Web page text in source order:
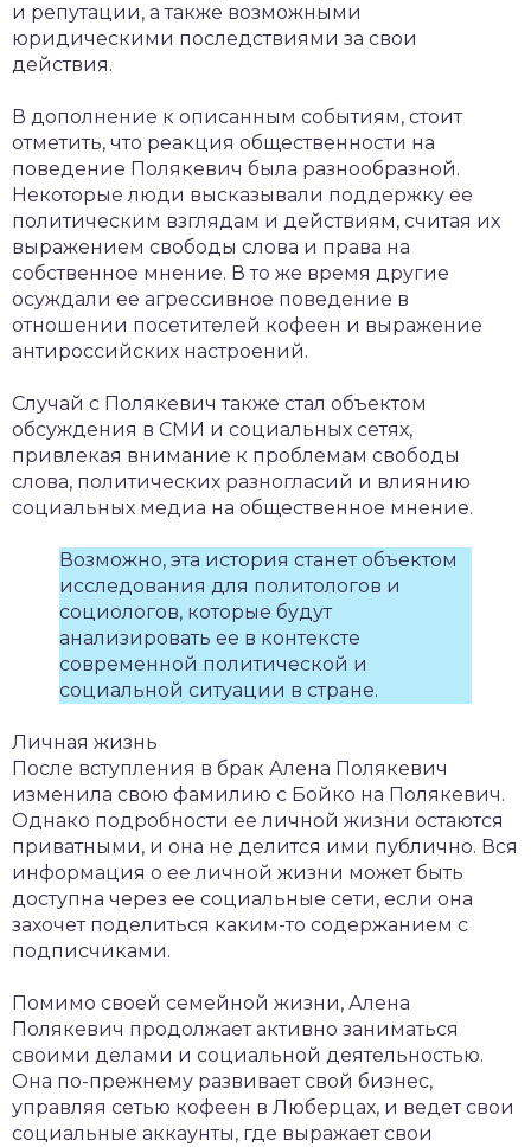
и репутации, а также возможными
юридическими последствиями за свои
действия.
В дополнение к описанным событиям, стоит
отметить, что реакция общественности на
поведение Полякевич была разнообразной.
Некоторые люди высказывали поддержку ее
политическим взглядам и действиям, считая их
выражением свободы слова и права на
собственное мнение. В то же время другие
осуждали ее агрессивное поведение в
отношении посетителей кофеен и выражение
антироссийских настроений.
Случай с Полякевич также стал объектом
обсуждения в СМИ и социальных сетях,
привлекая внимание к проблемам свободы
слова, политических разногласий и влиянию
социальных медиа на общественное мнение.
Возможно, эта история станет объектом
исследования для политологов и
социологов, которые будут
анализировать ее в контексте
современной политической и
социальной ситуации в стране.
Личная жизнь
После вступления в брак Алена Полякевич
изменила свою фамилию с Бойко на Полякевич.
Однако подробности ее личной жизни остаются
приватными, и она не делится ими публично. Вся
информация о ее личной жизни может быть
доступна через ее социальные сети, если она
захочет поделиться каким-то содержанием с
подписчиками.
Помимо своей семейной жизни, Алена
Полякевич продолжает активно заниматься
своими делами и социальной деятельностью.
Она по-прежнему развивает свой бизнес,
управляя сетью кофеен в Люберцах, и ведет свои
социальные аккаунты, где выражает свои